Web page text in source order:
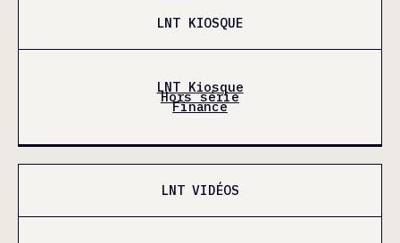
LNT KIOSQUE
LNT Kiosque
Hors série
Finance
LNT VIDÉOS